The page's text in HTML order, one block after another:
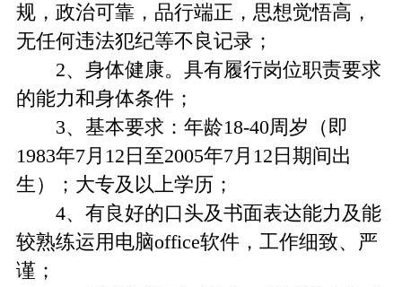
规，政治可靠，品行端正，思想觉悟高，
无任何违法犯纪等不良记录；
2、身体健康。具有履行岗位职责要求
的能力和身体条件；
3、基本要求：年龄18-40周岁（即
1983年7月12日至2005年7月12日期间出
生）；大专及以上学历；
4、有良好的口头及书面表达能力及能
较熟练运用电脑office软件，工作细致、严
谨；